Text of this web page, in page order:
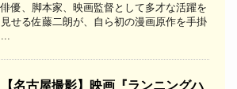
俳優、脚本家、映画監督として多才な活躍を
見せる佐藤二朗が、自ら初の漫画原作を手掛
【名古屋撮影】映画『ランニングハ